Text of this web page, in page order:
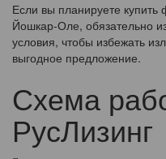
Если вы планируете купить
Йошкар-Оле, обязательно
условия, чтобы избежать
выгодное предложение.
Схема
РусЛизинг